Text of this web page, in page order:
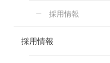
採用情報
採用情報